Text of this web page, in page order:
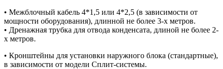
• Межблочный кабель 4*1,5 или 4*2,5 (в зависимости от
мощности оборудования), длинной не более 3-х метров.
• Дренажная трубка для отвода конденсата, длиной не более 2-
х метров.
• Кронштейны для установки наружного блока (стандартные),
в зависимости от модели Сплит-системы.